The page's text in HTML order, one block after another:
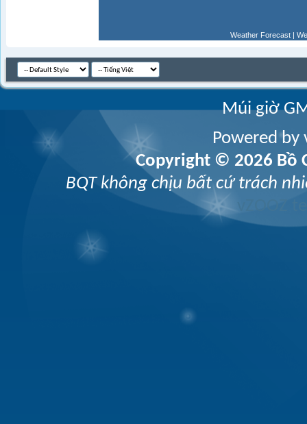
Weather Forecast |
Múi giờ
Powered
Copyright © 2026 Bồ
BQT không chịu bất cứ trách